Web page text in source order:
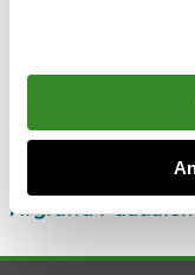
Ceisiadau am
Oes rhywbeth o’i
Rhowch
Argraffu’r